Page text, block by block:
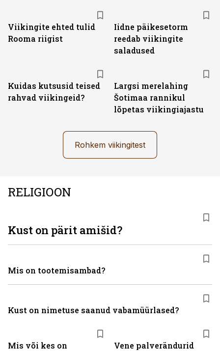
Viikingite ehted tulid
Rooma riigist
Iidne päikesetorm
reedab viikingite
saladused
Kuidas kutsusid teised
rahvad viikingeid?
Largsi merelahing
Šotimaa rannikul
lõpetas viikingiajastu
Rohkem viikingitest
RELIGIOON
Mis või kes on
Vene palverändurid
Kust on pärit amišid?
Mis on tootemisambad?
Kust on nimetuse saanud vabamüürlased?